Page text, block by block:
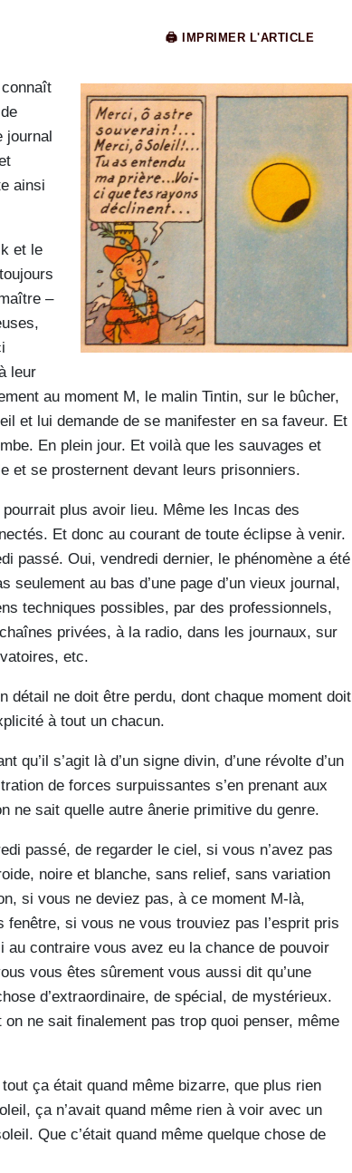
🖨 IMPRIMER L'ARTICLE
journal
ainsi
et le
–
leur
au moment M, le malin Tintin, sur le bûcher,
et lui demande de se manifester en sa faveur. Et
En plein jour. Et voilà que les sauvages et
et se prosternent devant leurs prisonniers.
plus avoir lieu. Même les Incas des
Et donc au courant de toute éclipse à venir.
passé. Oui, vendredi dernier, le phénomène a été
au bas d’une page d’un vieux journal,
techniques possibles, par des professionnels,
privées, à la radio, dans les journaux, sur
etc.
détail ne doit être perdu, dont chaque moment doit
à tout un chacun.
qu’il s’agit là d’un signe divin, d’une révolte d’un
de forces surpuissantes s’en prenant aux
ne sait quelle autre ânerie primitive du genre.
passé, de regarder le ciel, si vous n’avez pas
noire et blanche, sans relief, sans variation
si vous ne deviez pas, à ce moment M-là,
si vous ne vous trouviez pas l’esprit pris
contraire vous avez eu la chance de pouvoir
vous êtes sûrement vous aussi dit qu’une
d’extraordinaire, de spécial, de mystérieux.
ne sait finalement pas trop quoi penser, même
ça était quand même bizarre, que plus rien
ça n’avait quand même rien à voir avec un
Que c’était quand même quelque chose de